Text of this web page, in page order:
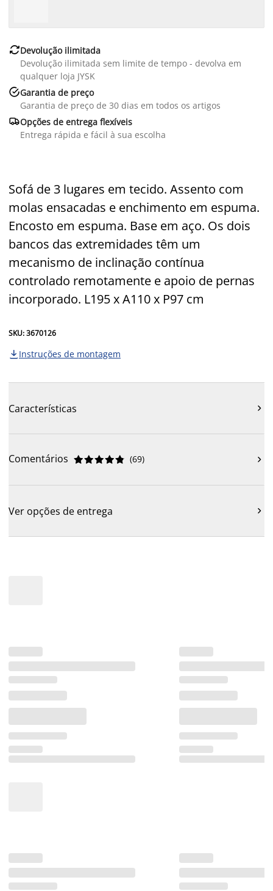
Devolução ilimitada
Devolução ilimitada sem limite de tempo - devolva em
qualquer loja JYSK
Garantia de preço
Garantia de preço de 30 dias em todos os artigos
Opções de entrega flexíveis
Entrega rápida e fácil à sua escolha
Sofá de 3 lugares em tecido. Assento com
molas ensacadas e enchimento em espuma.
Encosto em espuma. Base em aço. Os dois
bancos das extremidades têm um
mecanismo de inclinação contínua
controlado remotamente e apoio de pernas
incorporado. L195 x A110 x P97 cm
SKU: 3670126
 Instruções de montagem
Características 
Comentários 




 (69) 
Ver opções de entrega 